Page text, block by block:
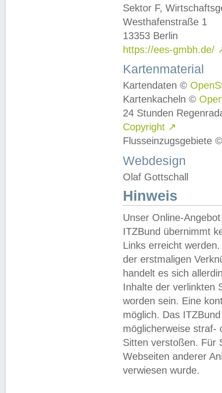
Sektor F,
Westhafenstraße 1
13353 Berlin
https://ees-gmbh.de/
Kartenmaterial
Kartendaten ©
Kartenkacheln ©
24 Stunden
Copyright ↗
Flusseinzugsgebiete
Webdesign
Olaf Gottschall
Hinweis
Unser Online-
ITZBund übernimmt
Links erreicht
der erstmaligen
handelt es sich
Inhalte der verlinkten
worden sein. Eine
möglich. Das
möglicherweise straf-
Sitten verstoßen. Für
Webseiten anderer
verwiesen wurde.